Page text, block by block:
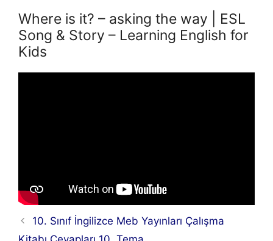
Where is it? – asking the way | ESL
Song & Story – Learning English for
Kids
10. Sınıf İngilizce Meb Yayınları Çalışma